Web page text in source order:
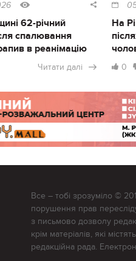
62-річний
спалювання
в реанімацію
Читати далі
На
0
Все – тобі зрозуміло ©
порушення прав
з письмово дозволу
крім матеріалів, які
редакційна рада.